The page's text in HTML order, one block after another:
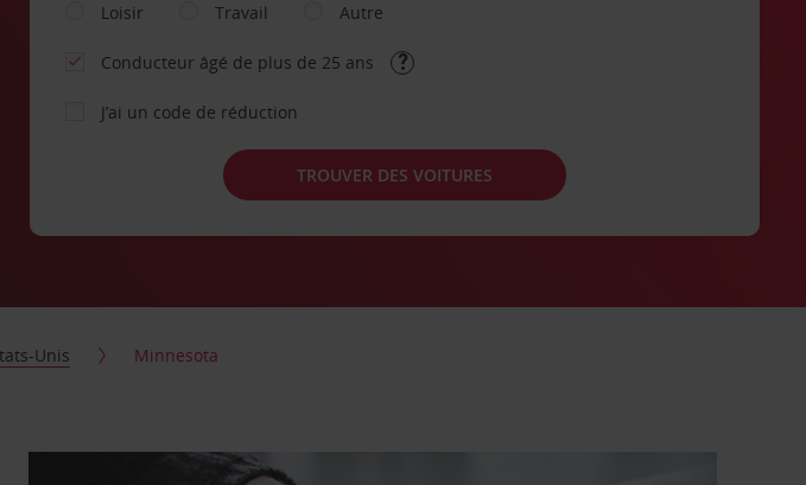
Loisir
Travail Autre
Conducteur âgé de plus de 25 ans
J’ai un code de réduction
TROUVER DES VOITURES
Unis Minnesota